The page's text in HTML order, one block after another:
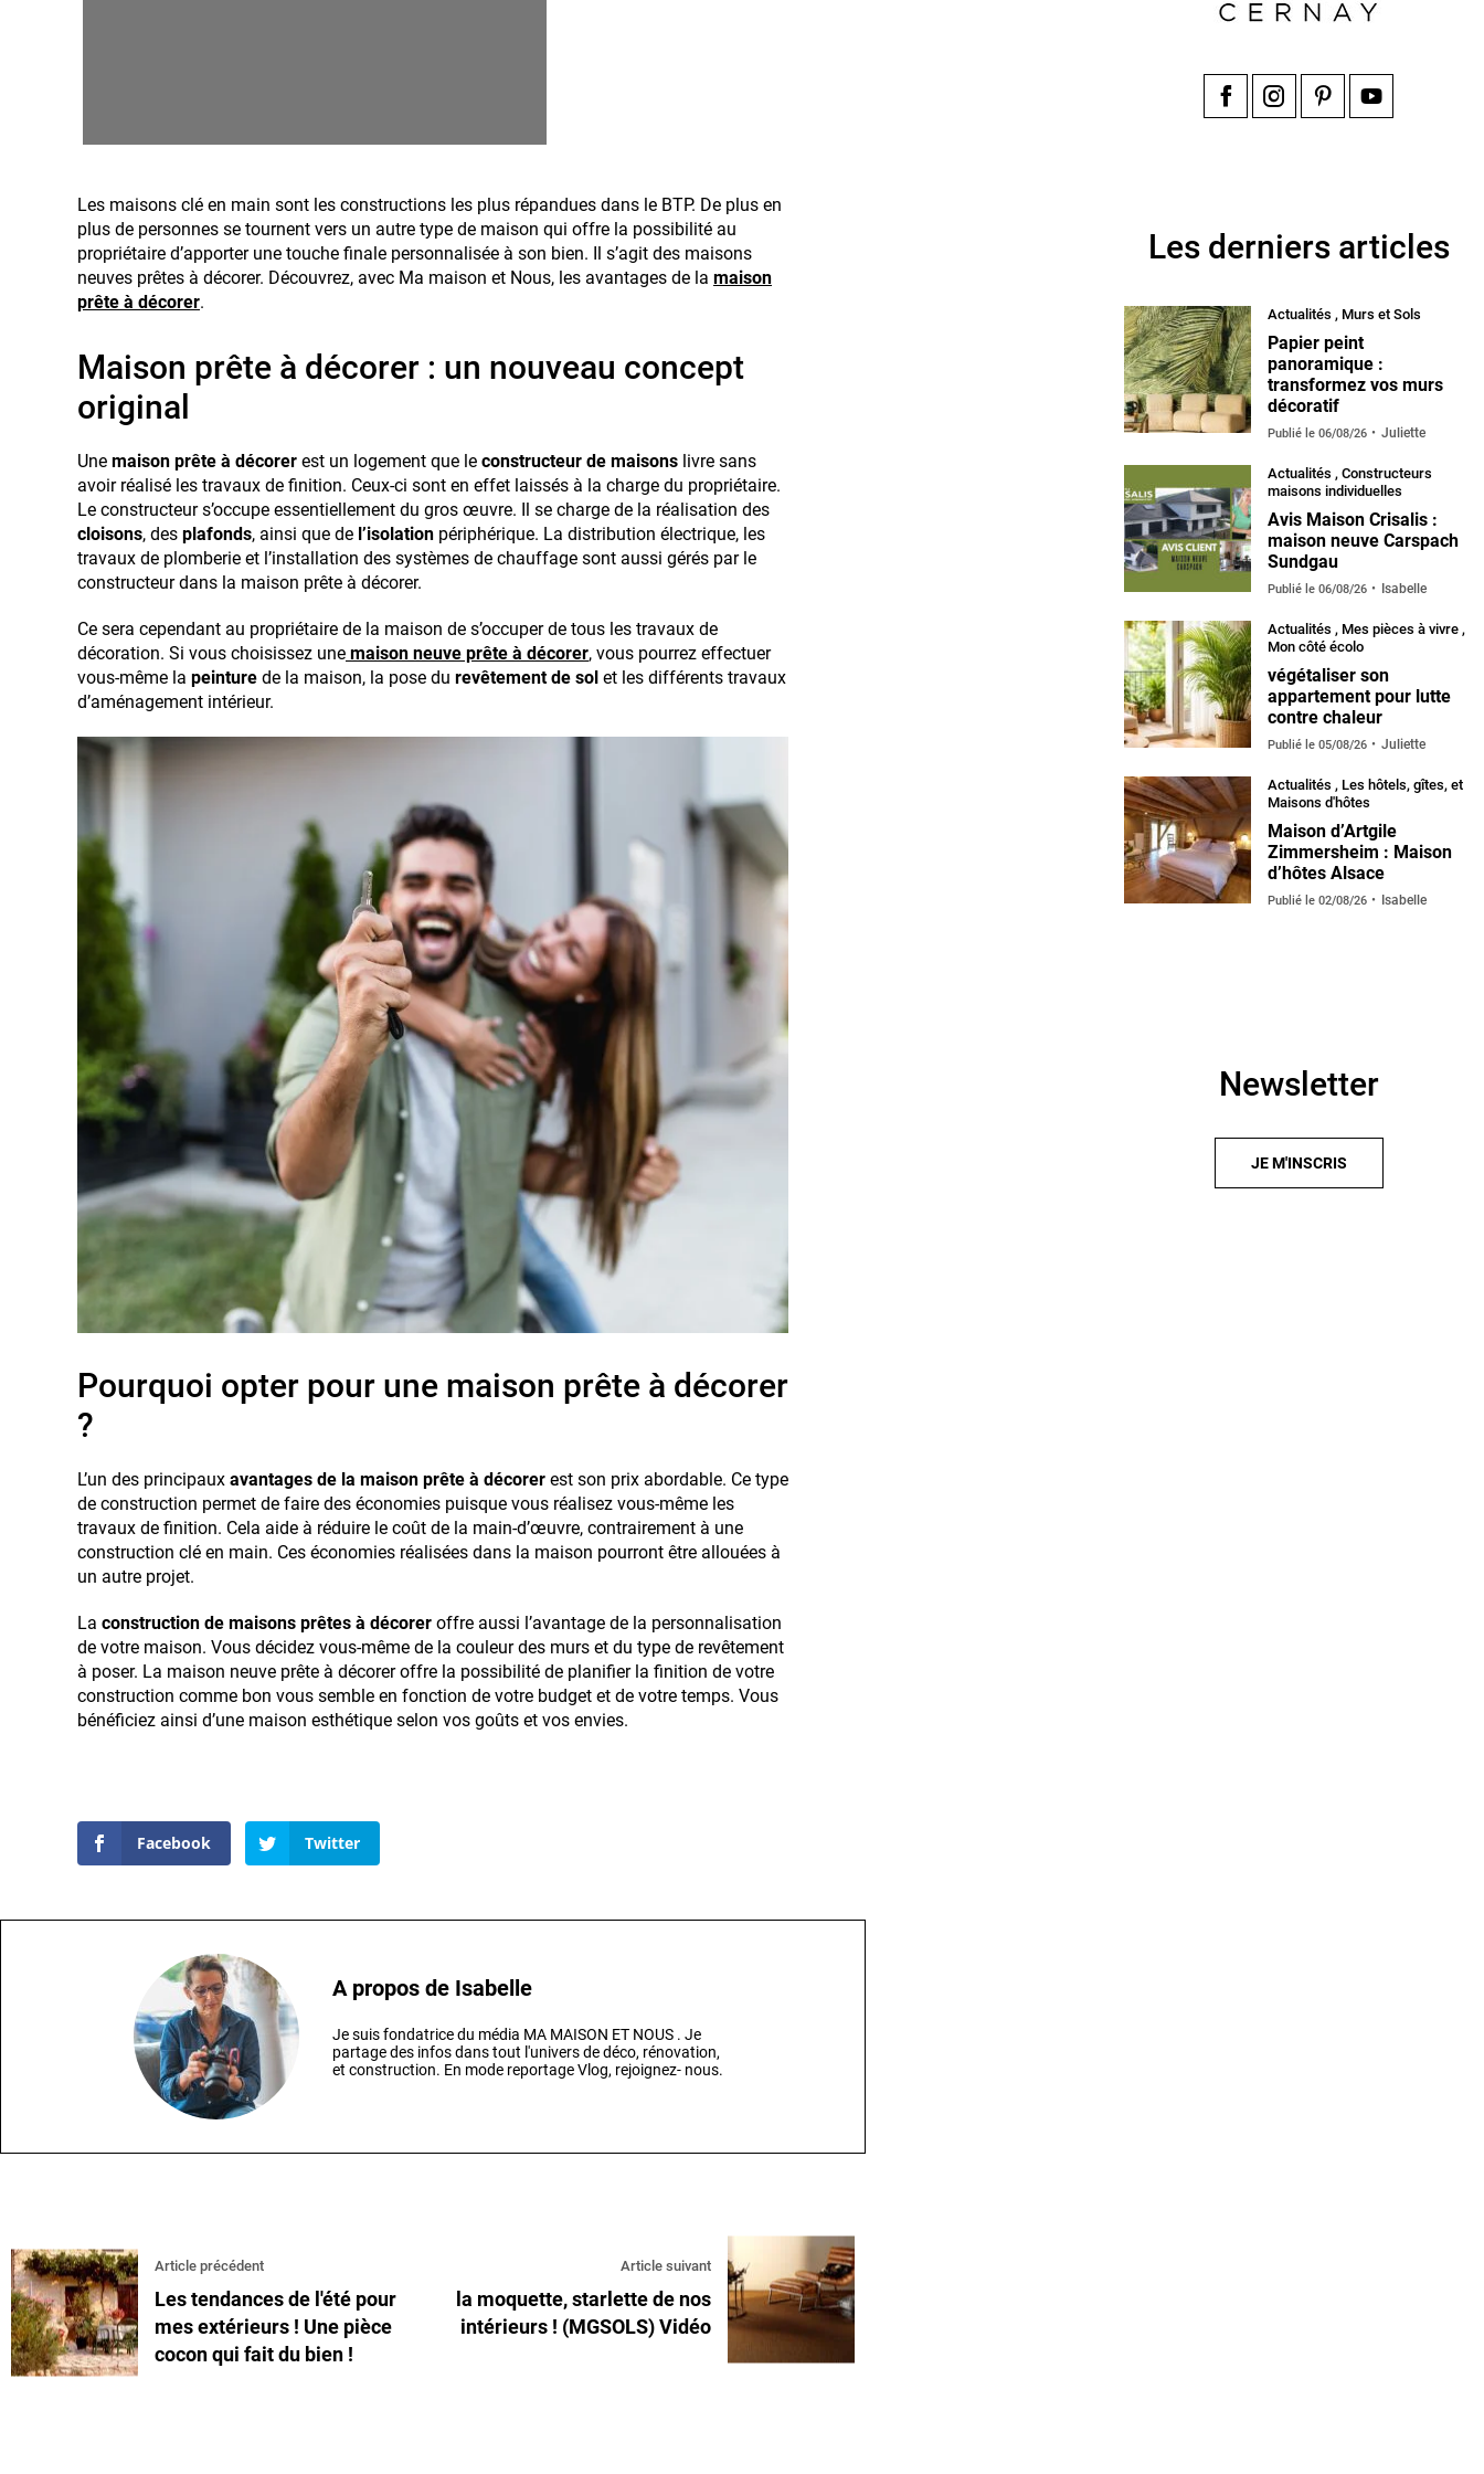
Les maisons clé en main sont les constructions les plus répandues dans le BTP. De plus en
plus de personnes se tournent vers un autre type de maison qui offre la possibilité au
propriétaire d’apporter une touche finale personnalisée à son bien. Il s’agit des maisons
neuves prêtes à décorer. Découvrez, avec Ma maison et Nous, les avantages de la maison
prête à décorer.
Maison prête à décorer : un nouveau concept
original
Une maison prête à décorer est un logement que le constructeur de maisons livre sans
avoir réalisé les travaux de finition. Ceux-ci sont en effet laissés à la charge du propriétaire.
Le constructeur s’occupe essentiellement du gros œuvre. Il se charge de la réalisation des
cloisons, des plafonds, ainsi que de l’isolation périphérique. La distribution électrique, les
travaux de plomberie et l’installation des systèmes de chauffage sont aussi gérés par le
constructeur dans la maison prête à décorer.
Ce sera cependant au propriétaire de la maison de s’occuper de tous les travaux de
décoration. Si vous choisissez une maison neuve prête à décorer, vous pourrez effectuer
vous-même la peinture de la maison, la pose du revêtement de sol et les différents travaux
d’aménagement intérieur.
Pourquoi opter pour une maison prête à décorer
?
L’un des principaux avantages de la maison prête à décorer est son prix abordable. Ce type
de construction permet de faire des économies puisque vous réalisez vous-même les
travaux de finition. Cela aide à réduire le coût de la main-d’œuvre, contrairement à une
construction clé en main. Ces économies réalisées dans la maison pourront être allouées à
un autre projet.
La construction de maisons prêtes à décorer offre aussi l’avantage de la personnalisation
de votre maison. Vous décidez vous-même de la couleur des murs et du type de revêtement
à poser. La maison neuve prête à décorer offre la possibilité de planifier la finition de votre
construction comme bon vous semble en fonction de votre budget et de votre temps. Vous
bénéficiez ainsi d’une maison esthétique selon vos goûts et vos envies.
Facebook Twitter
A propos de Isabelle
Je suis fondatrice du média MA MAISON ET NOUS . Je
partage des infos dans tout l'univers de déco, rénovation,
et construction. En mode reportage Vlog, rejoignez- nous.
Article précédent
Les tendances de l'été pour
mes extérieurs ! Une pièce
cocon qui fait du bien !
Article suivant
la moquette, starlette de nos
intérieurs ! (MGSOLS) Vidéo
Les derniers articles
Actualités , Murs et Sols
Papier peint
panoramique :
transformez vos murs
décoratif
Publié le 06/08/26 Juliette
Actualités , Constructeurs
maisons individuelles
Avis Maison Crisalis :
maison neuve Carspach
Sundgau
Publié le 06/08/26 Isabelle
Actualités , Mes pièces à vivre ,
Mon côté écolo
végétaliser son
appartement pour lutte
contre chaleur
Publié le 05/08/26 Juliette
Actualités , Les hôtels, gîtes, et
Maisons d'hôtes
Maison d’Artgile
Zimmersheim : Maison
d’hôtes Alsace
Publié le 02/08/26 Isabelle
Newsletter
JE M'INSCRIS